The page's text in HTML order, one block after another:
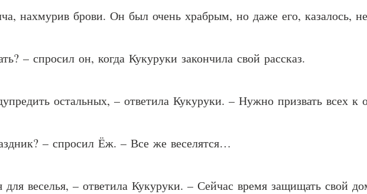
нахмурив брови. Он был очень храбрым, но даже его, казалось,
– спросил он, когда Кукуруки закончила свой рассказ.
остальных, – ответила Кукуруки. – Нужно призвать всех к
– спросил Ёж. – Все же веселятся…
веселья, – ответила Кукуруки. – Сейчас время защищать свой